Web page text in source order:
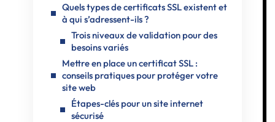
Quels types de certificats SSL existent et
à qui s’adressent-ils ?
Trois niveaux de validation pour des
besoins variés
Mettre en place un certificat SSL :
conseils pratiques pour protéger votre
site web
Étapes-clés pour un site internet
sécurisé